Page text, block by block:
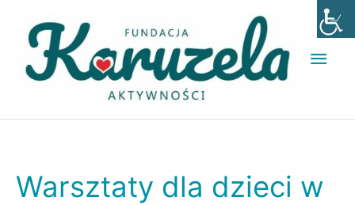
treści
Warsztaty dla dzieci w
Warsztaty